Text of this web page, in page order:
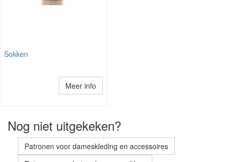
Sokken
Meer info
Nog niet uitgekeken?
Patronen voor dameskleding en accessoires